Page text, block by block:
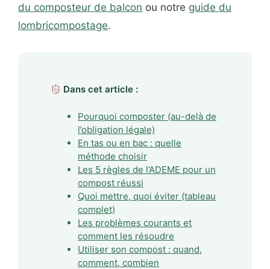
du composteur de balcon ou notre guide du
lombricompostage.
Dans cet article :
Pourquoi composter (au-delà de
l’obligation légale)
En tas ou en bac : quelle
méthode choisir
Les 5 règles de l’ADEME pour un
compost réussi
Quoi mettre, quoi éviter (tableau
complet)
Les problèmes courants et
comment les résoudre
Utiliser son compost : quand,
comment, combien